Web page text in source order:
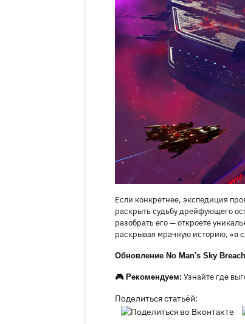
Если конкретнее, экспедиция
раскрыть судьбу дрейфующего
разобрать его — откроете
раскрывая мрачную историю, «в
Обновление No Man's Sky
🎮 Рекомендуем: Узнайте где
Поделиться статьёй: